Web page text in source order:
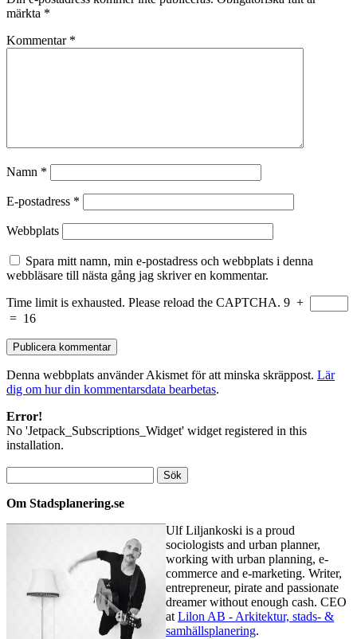
märkta *
Kommentar *
Namn *
E-postadress *
Webbplats
Spara mitt namn, min e-postadress och webbplats i denna
webbläsare till nästa gång jag skriver en kommentar.
Time limit is exhausted. Please reload the CAPTCHA. 9 +
= 16
Denna webbplats använder Akismet för att minska skräppost. Lär
dig om hur din kommentarsdata bearbetas.
Error!
No 'Jetpack_Subscriptions_Widget' widget registered in this
installation.
efter:
Om Stadsplanering.se
Ulf Liljankoski is a proud
sociologists and urban planner,
working with urban planning, e-
commerce and e-marketing. Writer,
entrepreneur, pirate and passionate
dreamer without enough cash. CEO
at Lilon AB - Arkitektur, stads- &
samhällsplanering.